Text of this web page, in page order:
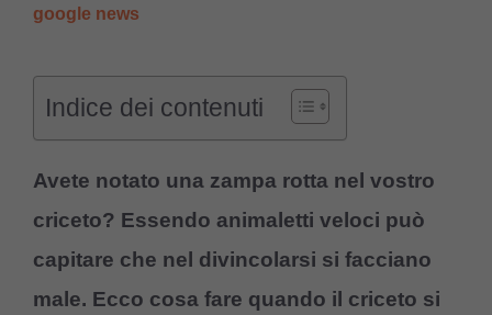
google news
Indice dei contenuti
Avete notato una zampa rotta nel vostro
criceto? Essendo animaletti veloci può
capitare che nel divincolarsi si facciano
male. Ecco cosa fare quando il criceto si